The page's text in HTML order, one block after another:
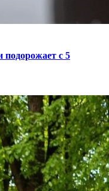
подорожает с 5